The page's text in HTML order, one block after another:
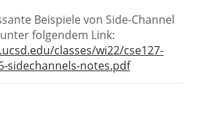
Beispiele von Side-Channel
folgendem Link:
classes/wi22/cse127-
sidechannels-notes.pdf